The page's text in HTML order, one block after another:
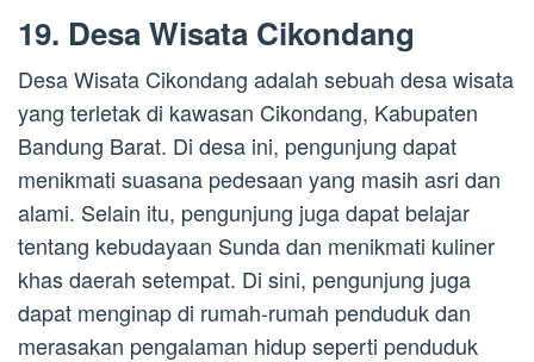
19. Desa Wisata Cikondang
Desa Wisata Cikondang adalah sebuah desa wisata
yang terletak di kawasan Cikondang, Kabupaten
Bandung Barat. Di desa ini, pengunjung dapat
menikmati suasana pedesaan yang masih asri dan
alami. Selain itu, pengunjung juga dapat belajar
tentang kebudayaan Sunda dan menikmati kuliner
khas daerah setempat. Di sini, pengunjung juga
dapat menginap di rumah-rumah penduduk dan
merasakan pengalaman hidup seperti penduduk